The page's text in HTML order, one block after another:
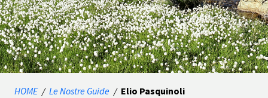
HOME / Le Nostre Guide / Elio Pasquinoli